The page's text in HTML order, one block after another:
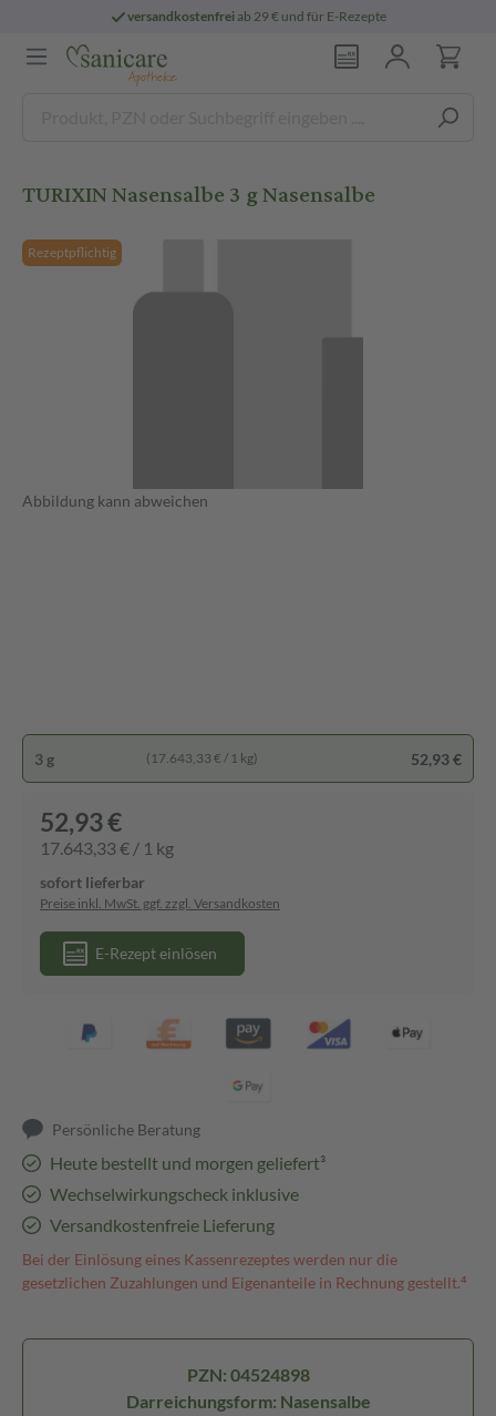
versandkostenfreiab 29 € und für E-Rezepte
TURIXIN Nasensalbe 3 g Nasensalbe
Rezeptpflichtig
Abbildung kann abweichen
3 g (17.643,33 € / 1 kg) 52,93 €
52,93 €
17.643,33 € / 1 kg
sofort lieferbar
Preise inkl. MwSt. ggf. zzgl. Versandkosten
E-Rezept einlösen
Persönliche Beratung
Heute bestellt und morgen geliefert³
Wechselwirkungscheck inklusive
Versandkostenfreie Lieferung
Bei der Einlösung eines Kassenrezeptes werden nur die
gesetzlichen Zuzahlungen und Eigenanteile in Rechnung gestellt.⁴
PZN: 04524898
Darreichungsform: Nasensalbe